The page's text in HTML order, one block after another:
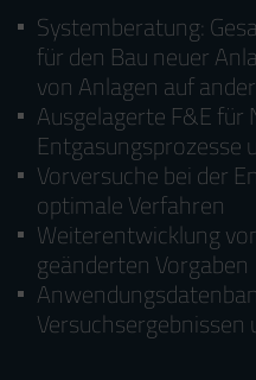
Systemberatung:
für den Bau neuer
von Anlagen auf
Ausgelagerte F&E
Entgasungsprozesse
Vorversuche bei der
optimale Verfahren
Weiterentwicklung
geänderten Vorgaben
Versuchsergebnissen